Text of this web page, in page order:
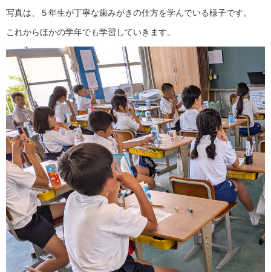
写真は、５年生が丁寧な歯みがきの仕方を学んでいる様子です。
これからほかの学年でも学習していきます。